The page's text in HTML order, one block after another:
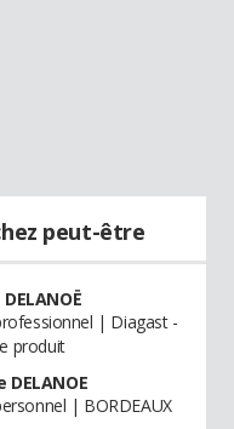
peut-être
| Diagast -
produit
DELANOE
| BORDEAUX